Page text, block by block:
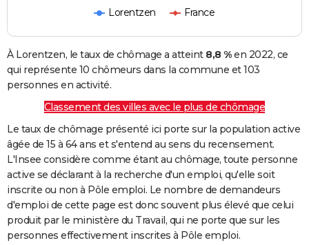
Lorentzen France
À Lorentzen, le taux de chômage a atteint 8,8 %en 2022, ce
qui représente 10 chômeurs dans la commune et 103
personnes en activité.
Classement des villes avec le plus de chômage
Le taux de chômage présenté ici porte sur la population active
âgée de 15 à 64 ans et s'entend au sens du recensement.
L'Insee considère comme étant au chômage, toute personne
active se déclarant à la recherche d'un emploi, qu'elle soit
inscrite ou non à Pôle emploi. Le nombre de demandeurs
d'emploi de cette page est donc souvent plus élevé que celui
produit par le ministère du Travail, qui ne porte que sur les
personnes effectivement inscrites à Pôle emploi.